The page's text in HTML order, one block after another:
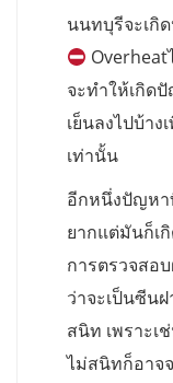
นนทบุรีจะเกิ
Overheat
จะทำให้เกิด
เย็นลงไปบ้า
เท่านั้น
อีกหนึ่งปัญหา
ยากแต่มันก็เ
การตรวจสอ
ว่าจะเป็นซีน
สนิท เพราะเ
ไม่สนิทก็อาจ